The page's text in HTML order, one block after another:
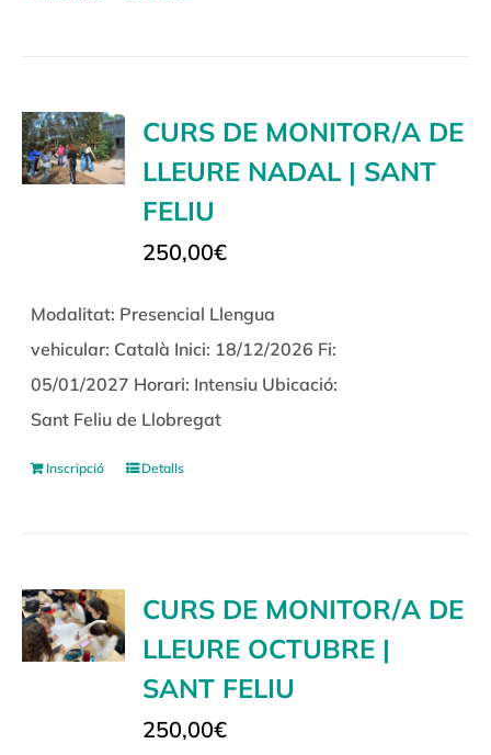
CURS DE MONITOR/A DE
LLEURE NADAL | SANT
FELIU
250,00€
Modalitat: Presencial Llengua
vehicular: Català Inici: 18/12/2026 Fi:
05/01/2027 Horari: Intensiu Ubicació:
Sant Feliu de Llobregat
Inscripció Detalls
CURS DE MONITOR/A DE
LLEURE OCTUBRE |
SANT FELIU
250,00€